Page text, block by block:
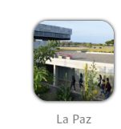
La Paz